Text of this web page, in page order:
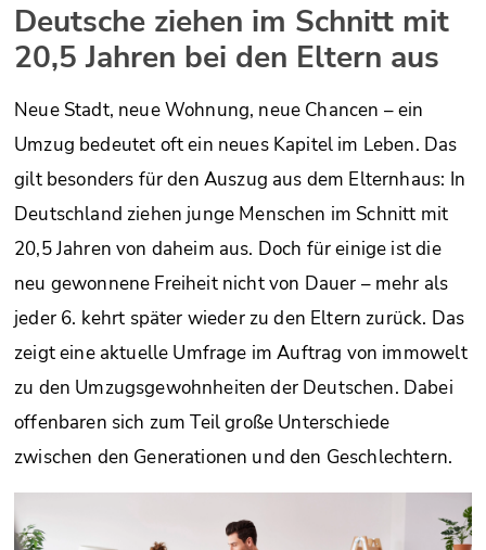
Deutsche ziehen im Schnitt mit
20,5 Jahren bei den Eltern aus
Neue Stadt, neue Wohnung, neue Chancen – ein
Umzug bedeutet oft ein neues Kapitel im Leben. Das
gilt besonders für den Auszug aus dem Elternhaus: In
Deutschland ziehen junge Menschen im Schnitt mit
20,5 Jahren von daheim aus. Doch für einige ist die
neu gewonnene Freiheit nicht von Dauer – mehr als
jeder 6. kehrt später wieder zu den Eltern zurück. Das
zeigt eine aktuelle Umfrage im Auftrag von immowelt
zu den Umzugsgewohnheiten der Deutschen. Dabei
offenbaren sich zum Teil große Unterschiede
zwischen den Generationen und den Geschlechtern.